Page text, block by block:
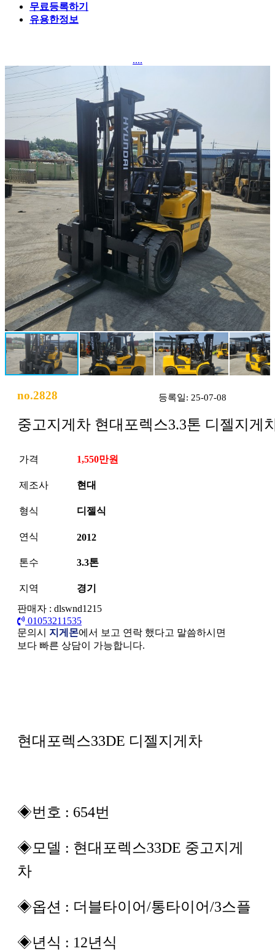
무료등록하기
유용한정보
....
no.2828 등록일: 25-07-08
중고지게차 현대포렉스3.3톤 디젤지게
가격 1,550만원
제조사 현대
형식 디젤식
연식 2012
톤수 3.3톤
지역
경기
판매자 : dlswnd1215
01053211535
문의시 지게몬에서 보고 연락 했다고 말씀하시면
보다 빠른 상담이 가능합니다.
현대포렉스33DE 디젤지게차
◈번호 : 654번
◈모델 : 현대포렉스33DE 중고지게
차
◈옵션 : 더블타이어/통타이어/3스플
◈년식 : 12년식